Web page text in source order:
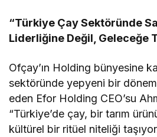
“Türkiye Çay Sektöründe
Liderliğine Değil, Geleceğe
Ofçay’ın Holding bünyesine
sektöründe yepyeni bir
eden Efor Holding CEO’su
“Türkiye’de çay, bir tarım
kültürel bir ritüel niteliği